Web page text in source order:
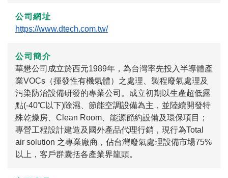
公司網址
https://www.dtech.com.tw/
公司簡介
華懋公司成立於西元1989年，為台灣率先投入半導體產
業VOCs（揮發性有機氣體）之處理、製程廢氣處理及
污染防治設備研發的專業公司。成立初期以生產超低露
點(-40℃以下)除濕、節能空調設備為主，並陸續開發特
殊乾燥房、Clean Room、能源節約設備及環保項目；
專營工程設計建造及國外產品代理行銷，現行為Total
air solution 之專業廠商，佔台灣廢氣處理設備市場75%
以上，客戶群囊括各產業界龍頭。